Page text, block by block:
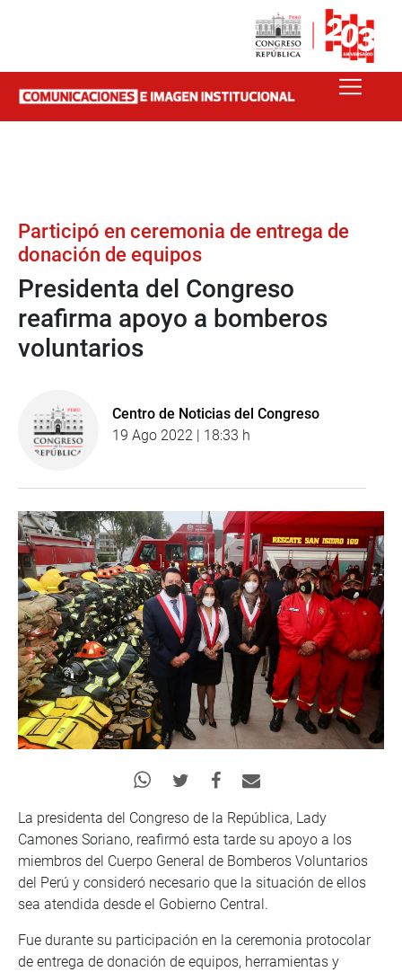
Participó en ceremonia de entrega de
donación de equipos
Presidenta del Congreso
reafirma apoyo a bomberos
voluntarios
Centro de Noticias del Congreso
19 Ago 2022 | 18:33 h
La presidenta del Congreso de la República, Lady
Camones Soriano, reafirmó esta tarde su apoyo a los
miembros del Cuerpo General de Bomberos Voluntarios
del Perú y consideró necesario que la situación de ellos
sea atendida desde el Gobierno Central.
Fue durante su participación en la ceremonia protocolar
de entrega de donación de equipos, herramientas y